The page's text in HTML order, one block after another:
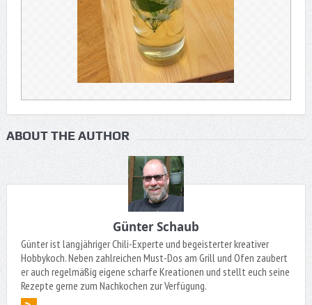
ABOUT THE AUTHOR
Günter Schaub
Günter ist langjähriger Chili-Experte und begeisterter kreativer
Hobbykoch. Neben zahlreichen Must-Dos am Grill und Ofen zaubert
er auch regelmäßig eigene scharfe Kreationen und stellt euch seine
Rezepte gerne zum Nachkochen zur Verfügung.